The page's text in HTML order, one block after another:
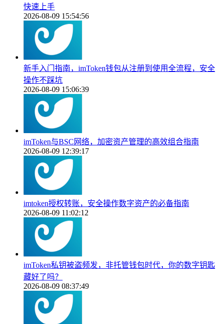
快速上手
2026-08-09 15:54:56
新手入门指南，imToken钱包从注册到使用全流程，安全
操作不踩坑
2026-08-09 15:06:39
imToken与BSC网络，加密资产管理的高效组合指南
2026-08-09 12:39:17
imtoken授权转账，安全操作数字资产的必备指南
2026-08-09 11:02:12
imToken私钥被盗频发，非托管钱包时代，你的数字钥匙
藏好了吗？
2026-08-09 08:37:49